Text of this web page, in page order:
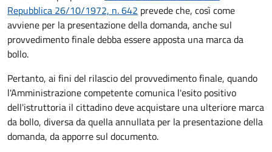
Repubblica 26/10/1972, n. 642 prevede che, così come
avviene per la presentazione della domanda, anche sul
provvedimento finale debba essere apposta una marca da
bollo.
Pertanto, ai fini del rilascio del provvedimento finale, quando
l'Amministrazione competente comunica l'esito positivo
dell'istruttoria il cittadino deve acquistare una ulteriore marca
da bollo, diversa da quella annullata per la presentazione della
domanda, da apporre sul documento.